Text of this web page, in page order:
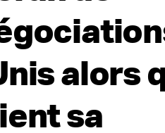
alors
sa